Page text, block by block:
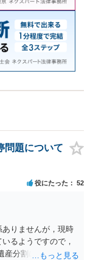
問題について
役にたった 52
りませんが，現時
るようですので，
産分割により，母の